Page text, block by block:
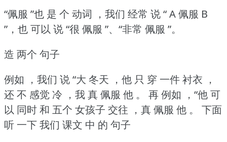
“佩服 ”也 是 个 动词 ，我们 经常 说 “ A 佩服 B
”，也 可以 说 “很 佩服 ”、“非常 佩服 ”。
造 两个 句子
例如 ，我们 说 “大 冬天 ，他 只 穿 一件 衬衣 ，
还 不 感觉 冷 ，我 真 佩服 他 。
再 例如 ，“他 可
以 同时 和 五个 女孩子 交往 ，真 佩服 他 。
下面
听 一下 我们 课文 中 的 句子